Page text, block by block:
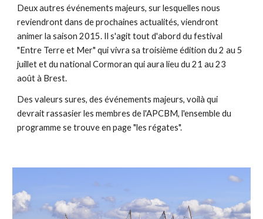
Deux autres événements majeurs, sur lesquelles nous
reviendront dans de prochaines actualités, viendront
animer la saison 2015. Il s'agit tout d'abord du festival
"Entre Terre et Mer" qui vivra sa troisième édition du 2 au 5
juillet et du national Cormoran qui aura lieu du 21 au 23
août à Brest.
Des valeurs sures, des événements majeurs, voilà qui
devrait rassasier les membres de l'APCBM, l'ensemble du
programme se trouve en page "les régates".